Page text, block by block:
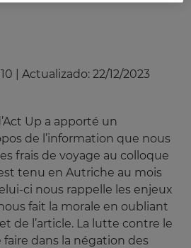
Actualizado: 22/12/2023
Up a apporté un
de l’information que nous
frais de voyage au colloque
tenu en Autriche au mois
ci nous rappelle les enjeux
fait la morale en oubliant
de l’article. La lutte contre le
faire dans la négation des